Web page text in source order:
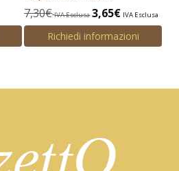
7,30€ IVA Esclusa 3,65€ IVA Esclusa
Richiedi informazioni